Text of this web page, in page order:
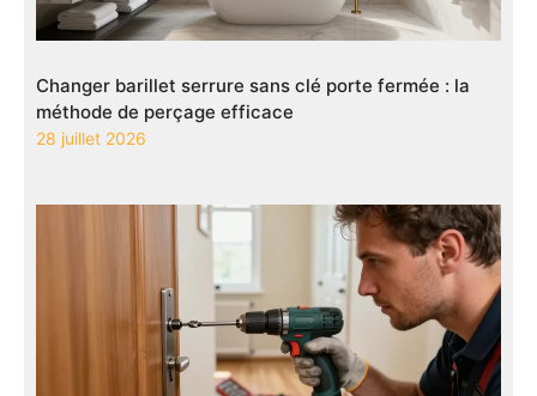
Changer barillet serrure sans clé porte fermée : la
méthode de perçage efficace
28 juillet 2026